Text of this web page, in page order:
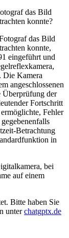
das Bild
konnte?
das Bild
konnte,
eingeführt und
Die Kamera
angeschlossenen
Überprüfung der
Fortschritt
Fehler
Betrachtung
in
bei
auf einem
Bitte haben Sie
unterchatgptx.de